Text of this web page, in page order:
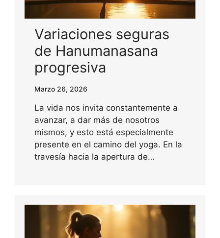
Variaciones seguras
de Hanumanasana
progresiva
Marzo 26, 2026
La vida nos invita constantemente a
avanzar, a dar más de nosotros
mismos, y esto está especialmente
presente en el camino del yoga. En la
travesía hacia la apertura de…